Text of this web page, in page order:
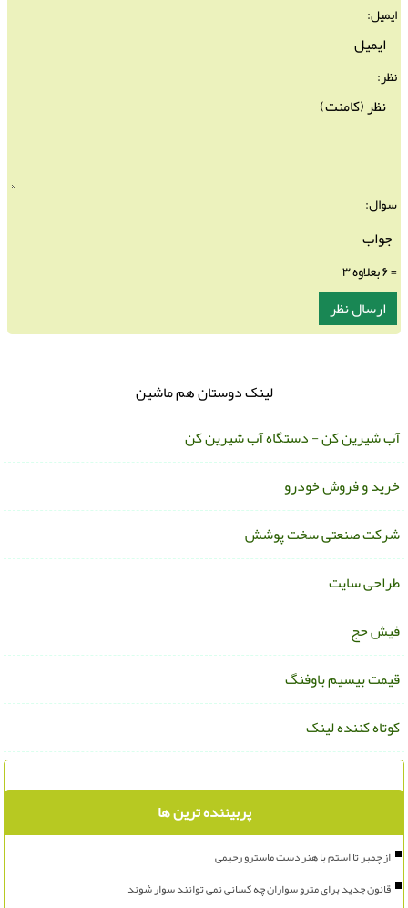
ایمیل:
نظر:
سوال:
لینک دوستان هم ماشین
شیرین کن - دستگاه آب شیرین کن
و فروش خودرو
صنعتی سخت پوشش
سایت
حج
بیسیم باوفنگ
کننده لینک
پربیننده ترین ها
از چمبر تا استم با هنر دست ماسترو رحیمی
قانون جدید برای مترو سواران چه کسانی نمی توانند سوار شوند